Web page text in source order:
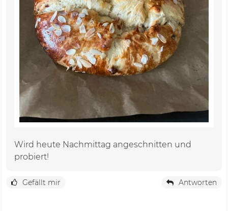
Wird heute Nachmittag angeschnitten und
probiert!
Gefällt mir Antworten